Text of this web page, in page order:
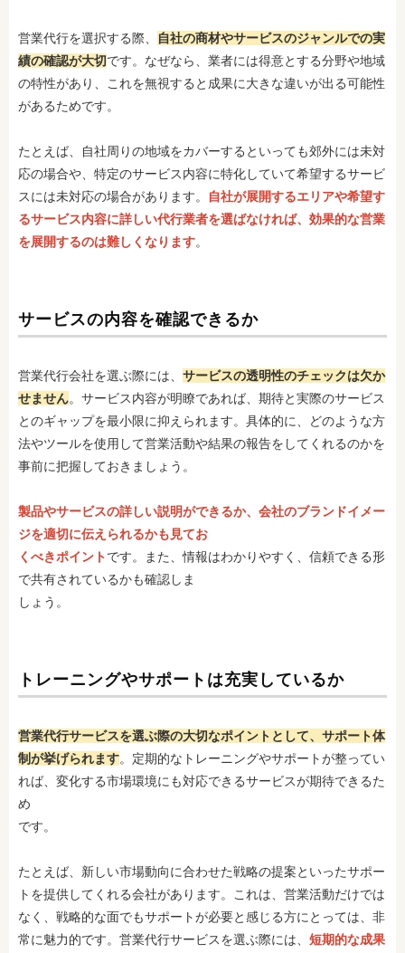
営業代行を選択する際、
自社の商材やサービスのジャンルでの実
績の確認が大切です。なぜなら、業者には得意とする分野や地域
の特性があり、これを無視すると成果に大きな違いが出る可能性
があるためです。
たとえば、自社周りの地域をカバーするといっても郊外には未対
応の場合や、特定のサービス内容に特化していて希望するサービ
スには未対応の場合があります。
自社が展開するエリアや希望す
るサービス内容に詳しい代行業者を選ばなければ、効果的な営業
を展開するのは難しくなります。
サービスの内容を確認できるか
営業代行会社を選ぶ際には、 サービスの透明性のチェックは欠か
せません。サービス内容が明瞭であれば、期待と実際のサービス
とのギャップを最小限に抑えられます。具体的に、どのような方
法やツールを使用して営業活動や結果の報告をしてくれるのかを
事前に把握しておきましょう。
製品やサービスの詳しい説明ができるか、会社のブランドイメー
ジを適切に伝えられるかも見てお
くべきポイントです。また、情報はわかりやすく、信頼できる形
で共有されているかも確認しま
しょう。
トレーニングやサポートは充実しているか
営業代行サービスを選ぶ際の大切なポイントとして、サポート体
制が挙げられます。定期的なトレーニングやサポートが整ってい
れば、変化する市場環境にも対応できるサービスが期待できるた
め
です。
たとえば、新しい市場動向に合わせた戦略の提案といったサポー
トを提供してくれる会社があります。これは、営業活動だけでは
なく、戦略的な面でもサポートが必要と感じる方にとっては、非
常に魅力的です。営業代行サービスを選ぶ際には、 短期的な成果